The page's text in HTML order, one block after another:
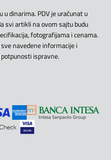
u dinarima. PDV je uračunat u
svi artikli na ovom sajtu budu
fotografijama i cenama.
navedene informacije i
ispravne.